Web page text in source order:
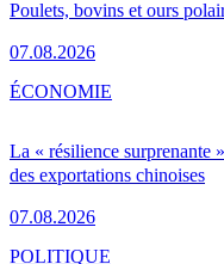
Poulets, bovins et ours
07.08.2026
La « résilience surprenante
des exportations chinoises
07.08.2026
ÉCONOMIE
POLITIQUE